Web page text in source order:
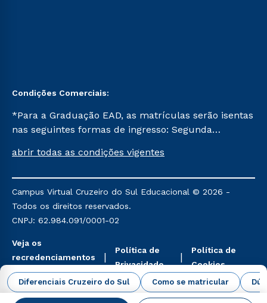
Diferenciais Cruzeiro do Sul Como se matricular
Condições Comerciais:
*Para a Graduação EAD, as matrículas serão isentas
nas seguintes formas de ingresso: Segunda
Já para as demais, a taxa de matrícula será de R$
mencionadas são referentes aos cursos: Ensino
Religioso, Geografia para a Docência e Metodologia
do Ensino de História: Questões Atuais.
abrir todas as condições vigentes
Campus Virtual Cruzeiro do Sul Educacional © 2026 -
Todos os direitos reservados.
CNPJ: 62.984.091/0001-02
Veja os
recredenciamentos
aqui
Política de
Privacidade
Política de
Cookies